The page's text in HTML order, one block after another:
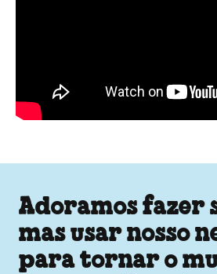
Adoramos fazer
mas usar nosso
para tornar o